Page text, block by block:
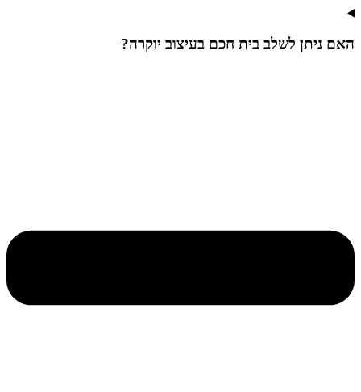
האם ניתן לשלב בית חכם בעיצוב יוקרה?